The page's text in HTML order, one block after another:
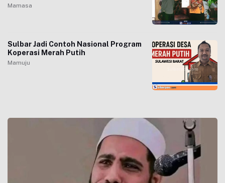
Mamasa
Sulbar Jadi Contoh Nasional Program
Koperasi Merah Putih
Mamuju